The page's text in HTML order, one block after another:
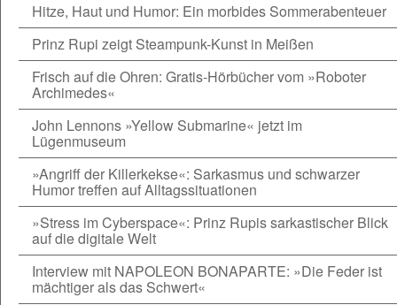
Hitze, Haut und Humor: Ein morbides Sommerabenteuer
Prinz Rupi zeigt Steampunk-Kunst in Meißen
Frisch auf die Ohren: Gratis-Hörbücher vom »Roboter
Archimedes«
John Lennons »Yellow Submarine« jetzt im
Lügenmuseum
»Angriff der Killerkekse«: Sarkasmus und schwarzer
Humor treffen auf Alltagssituationen
»Stress im Cyberspace«: Prinz Rupis sarkastischer Blick
auf die digitale Welt
Interview mit NAPOLEON BONAPARTE: »Die Feder ist
mächtiger als das Schwert«